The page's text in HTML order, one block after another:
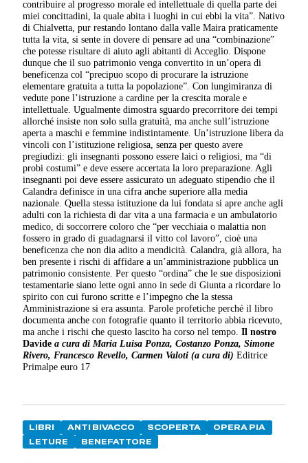
contribuire al progresso morale ed intellettuale di quella parte dei
miei concittadini, la quale abita i luoghi in cui ebbi la vita”. Nativo
di Chialvetta, pur restando lontano dalla valle Maira praticamente
tutta la vita, si sente in dovere di pensare ad una “combinazione”
che potesse risultare di aiuto agli abitanti di Acceglio. Dispone
dunque che il suo patrimonio venga convertito in un’opera di
beneficenza col “precipuo scopo di procurare la istruzione
elementare gratuita a tutta la popolazione”. Con lungimiranza di
vedute pone l’istruzione a cardine per la crescita morale e
intellettuale. Ugualmente dimostra sguardo precorritore dei tempi
allorché insiste non solo sulla gratuità, ma anche sull’istruzione
aperta a maschi e femmine indistintamente. Un’istruzione libera da
vincoli con l’istituzione religiosa, senza per questo avere
pregiudizi: gli insegnanti possono essere laici o religiosi, ma “di
probi costumi” e deve essere accertata la loro preparazione. Agli
insegnanti poi deve essere assicurato un adeguato stipendio che il
Calandra definisce in una cifra anche superiore alla media
nazionale. Quella stessa istituzione da lui fondata si apre anche agli
adulti con la richiesta di dar vita a una farmacia e un ambulatorio
medico, di soccorrere coloro che “per vecchiaia o malattia non
fossero in grado di guadagnarsi il vitto col lavoro”, cioè una
beneficenza che non dia adito a mendicità. Calandra, già allora, ha
ben presente i rischi di affidare a un’amministrazione pubblica un
patrimonio consistente. Per questo “ordina” che le sue disposizioni
testamentarie siano lette ogni anno in sede di Giunta a ricordare lo
spirito con cui furono scritte e l’impegno che la stessa
Amministrazione si era assunta. Parole profetiche perché il libro
documenta anche con fotografie quanto il territorio abbia ricevuto,
ma anche i rischi che questo lascito ha corso nel tempo.Il nostro
Davidea cura di Maria Luisa Ponza, Costanzo Ponza, Simone
Rivero, Francesco Revello, Carmen Valoti (a cura di) Editrice
Primalpe euro 17
LIBRI ANTI BIVACCO SCOPERTA
OPERA PIA
LETURE
BENEFATTORE